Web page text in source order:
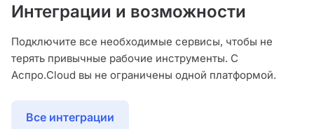
Интеграции и возможности
Подключите все необходимые сервисы, чтобы не
терять привычные рабочие инструменты. С
Аспро.Cloud вы не ограничены одной платформой.
Все интеграции